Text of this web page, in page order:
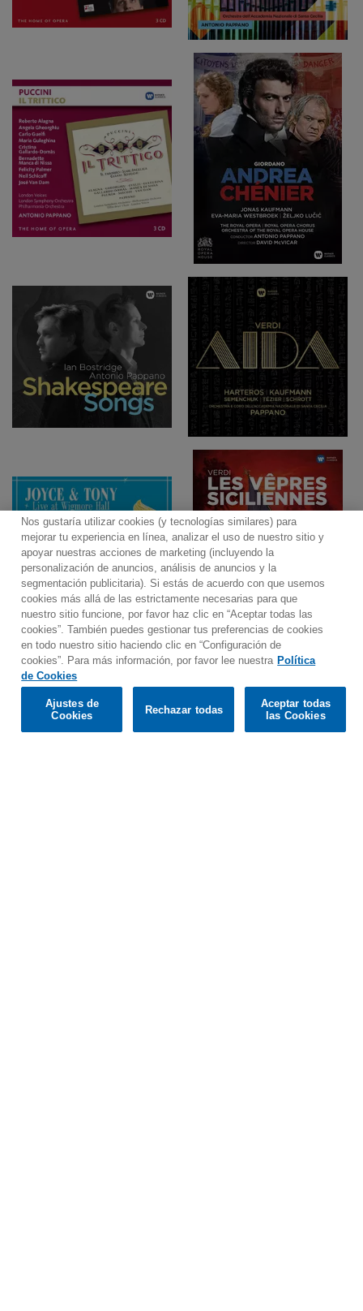
Would you prefer to visit our website in English?
Confirm
Nos gustaría utilizar cookies (y tecnologías similares) para
mejorar tu experiencia en línea, analizar el uso de nuestro sitio y
apoyar nuestras acciones de marketing (incluyendo la
personalización de anuncios, análisis de anuncios y la
segmentación publicitaria). Si estás de acuerdo con que usemos
cookies más allá de las estrictamente necesarias para que
nuestro sitio funcione, por favor haz clic en “Aceptar todas las
cookies”. También puedes gestionar tus preferencias de cookies
en todo nuestro sitio haciendo clic en “Configuración de
cookies”. Para más información, por favor lee nuestra Política
de Cookies
Ajustes de
Cookies
Rechazar todas
Aceptar todas
las Cookies